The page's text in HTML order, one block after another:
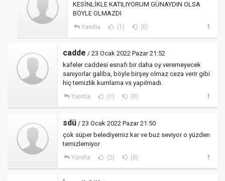
KESİNLİKLE KATILIYORUM GÜNAYDIN OLSA
BÖYLE OLMAZDI
Yanıtla (1) (0)
cadde / 23 Ocak 2022 Pazar 21:52
kafeler caddesi esnafı bir daha oy veremeyecek
sanıyorlar galiba, böyle birşey olmaz ceza verir gibi
hiç temizlik kumlama vs yapılmadı.
Yanıtla (1) (0)
sdü / 23 Ocak 2022 Pazar 21:50
çok süper belediyemiz kar ve buz seviyor o yüzden
temizlemiyor
Yanıtla (2) (0)